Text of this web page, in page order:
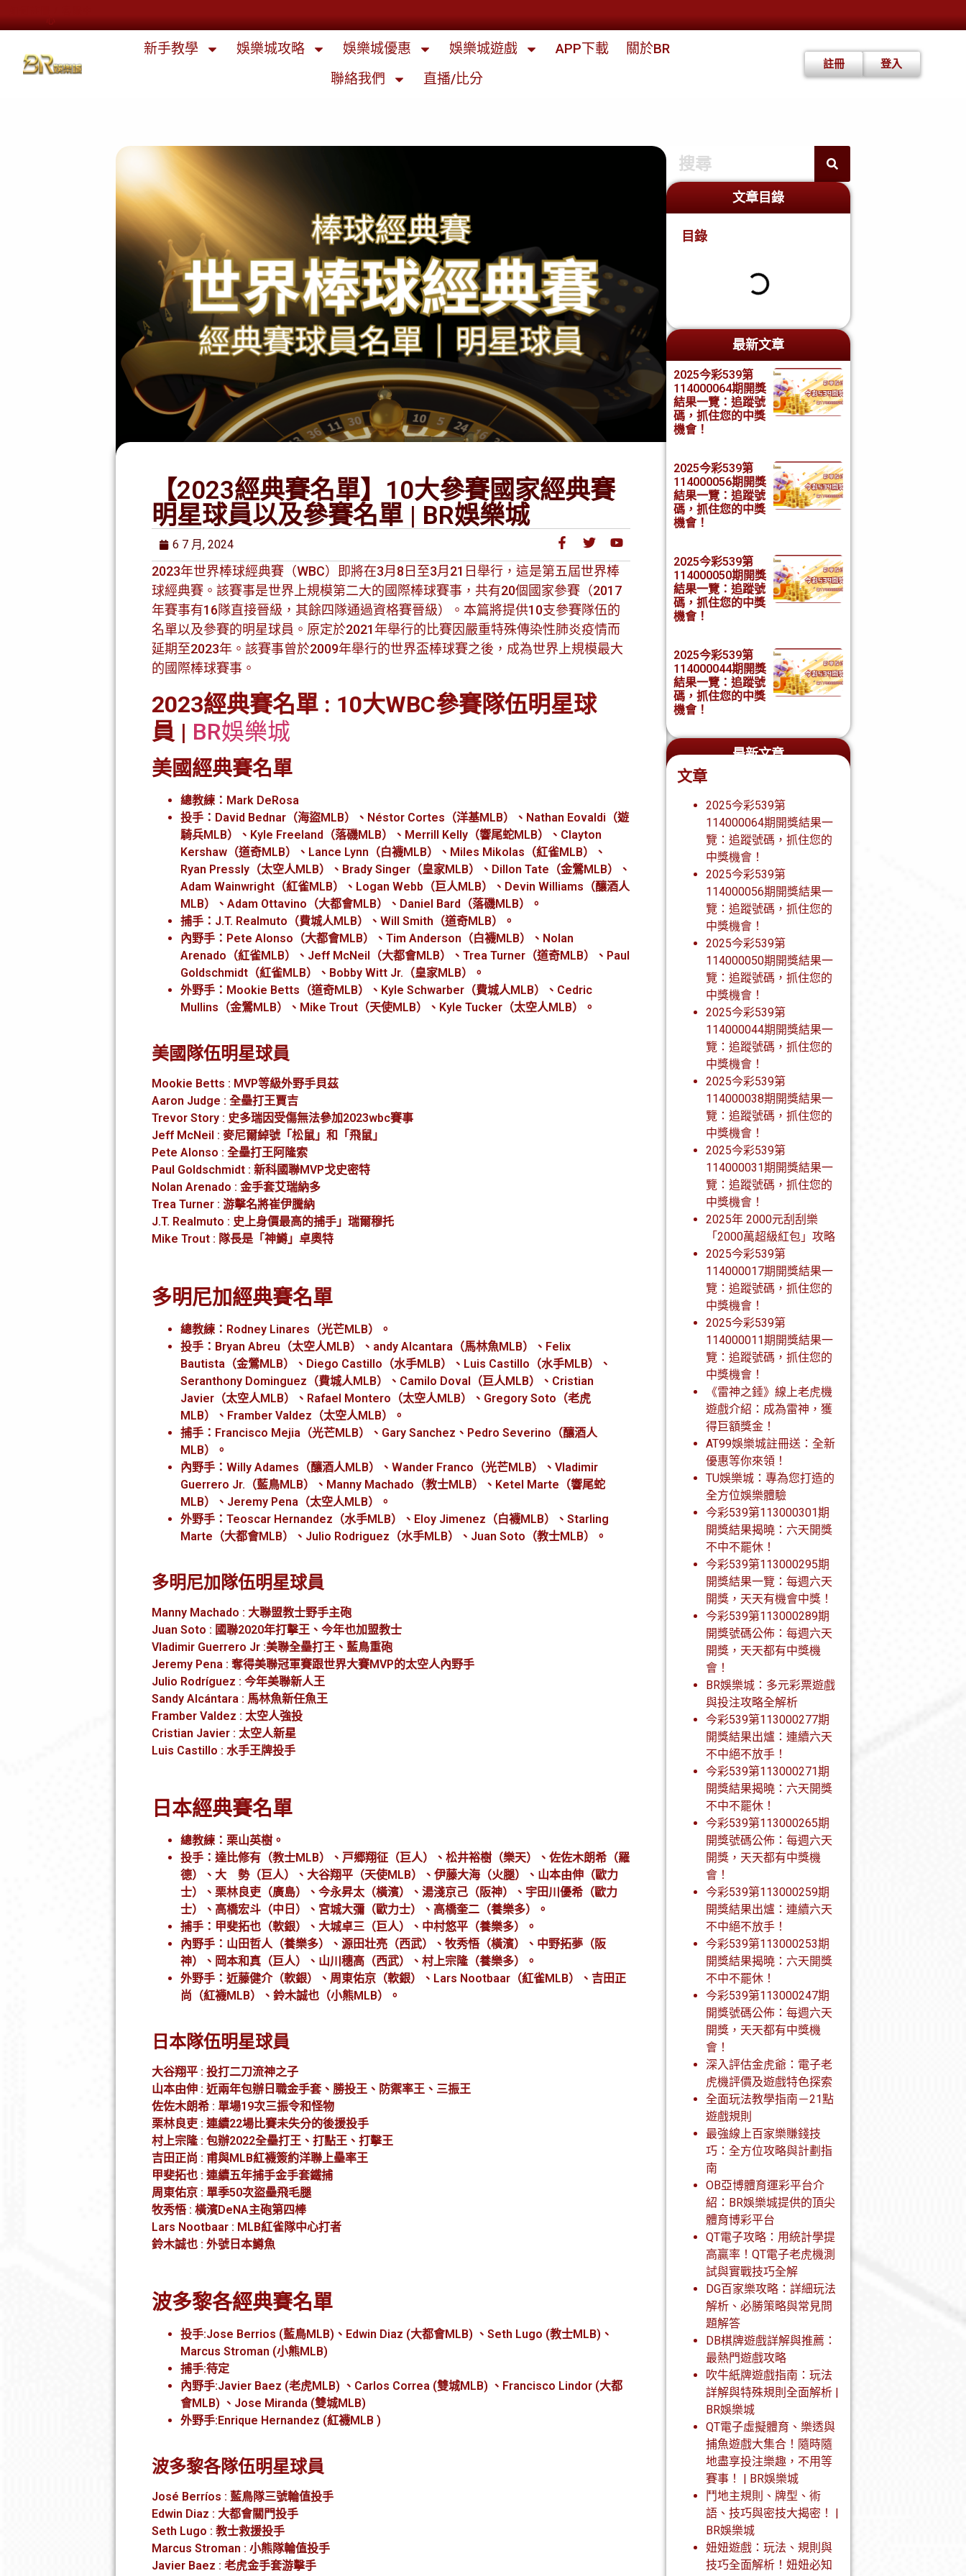
心
新手教學 娛樂城攻略​ 娛樂城優惠 娛樂城遊戲 APP下載
關於BR
聯絡我們
直播/比分
登入
註冊
【2023經典賽名單】10大參賽國家經典賽
明星球員以及參賽名單 | BR娛樂城
6 7 月, 2024
2023年世界棒球經典賽（WBC）即將在3月8日至3月21日舉行，這是第五屆世界棒
球經典賽。該賽事是世界上規模第二大的國際棒球賽事，共有20個國家參賽（2017
年賽事有16隊直接晉級，其餘四隊通過資格賽晉級）。本篇將提供10支參賽隊伍的
名單以及參賽的明星球員。原定於2021年舉行的比賽因嚴重特殊傳染性肺炎疫情而
延期至2023年。該賽事曾於2009年舉行的世界盃棒球賽之後，成為世界上規模最大
的國際棒球賽事。
2023經典賽名單 : 10大WBC參賽隊伍明星球
員 | BR娛樂城
美國經典賽名單
總教練：Mark DeRosa
投手：David Bednar（海盜MLB）、Néstor Cortes（洋基MLB）、Nathan Eovaldi（遊
騎兵MLB）、Kyle Freeland（落磯MLB）、Merrill Kelly（響尾蛇MLB）、Clayton
Kershaw（道奇MLB）、Lance Lynn（白襪MLB）、Miles Mikolas（紅雀MLB）、
Ryan Pressly（太空人MLB）、Brady Singer（皇家MLB）、Dillon Tate（金鶯MLB）、
Adam Wainwright（紅雀MLB）、Logan Webb（巨人MLB）、Devin Williams（釀酒人
MLB）、Adam Ottavino（大都會MLB）、Daniel Bard（落磯MLB）。
捕手：J.T. Realmuto（費城人MLB）、Will Smith（道奇MLB）。
內野手：Pete Alonso（大都會MLB）、Tim Anderson（白襪MLB）、Nolan
Arenado（紅雀MLB）、Jeff McNeil（大都會MLB）、Trea Turner（道奇MLB）、Paul
Goldschmidt（紅雀MLB）、Bobby Witt Jr.（皇家MLB）。
外野手：Mookie Betts（道奇MLB）、Kyle Schwarber（費城人MLB）、Cedric
Mullins（金鶯MLB）、Mike Trout（天使MLB）、Kyle Tucker（太空人MLB）。
美國隊伍明星球員
Mookie Betts : MVP等級外野手貝茲
Aaron Judge : 全壘打王賈吉
Trevor Story : 史多瑞因受傷無法參加2023wbc賽事
Jeff McNeil : 麥尼爾綽號「松鼠」和「飛鼠」
Pete Alonso : 全壘打王阿隆索
Paul Goldschmidt : 新科國聯MVP戈史密特
Nolan Arenado : 金手套艾瑞納多
Trea Turner : 游擊名將崔伊騰納
J.T. Realmuto : 史上身價最高的捕手」瑞爾穆托
Mike Trout : 隊長是「神鱒」卓奧特
多明尼加經典賽名單
總教練：Rodney Linares（光芒MLB）。
投手：Bryan Abreu（太空人MLB）、andy Alcantara（馬林魚MLB）、Felix
Bautista（金鶯MLB）、Diego Castillo（水手MLB）、Luis Castillo（水手MLB）、
Seranthony Dominguez（費城人MLB）、Camilo Doval（巨人MLB）、Cristian
Javier（太空人MLB）、Rafael Montero（太空人MLB）、Gregory Soto（老虎
MLB）、Framber Valdez（太空人MLB）。
捕手：Francisco Mejia（光芒MLB）、Gary Sanchez、Pedro Severino（釀酒人
MLB）。
內野手：Willy Adames（釀酒人MLB）、Wander Franco（光芒MLB）、Vladimir
Guerrero Jr.（藍鳥MLB）、Manny Machado（教士MLB）、Ketel Marte（響尾蛇
MLB）、Jeremy Pena（太空人MLB）。
外野手：Teoscar Hernandez（水手MLB）、Eloy Jimenez（白襪MLB）、Starling
Marte（大都會MLB）、Julio Rodriguez（水手MLB）、Juan Soto（教士MLB）。
多明尼加隊伍明星球員
Manny Machado : 大聯盟教士野手主砲
Juan Soto : 國聯2020年打擊王、今年也加盟教士
Vladimir Guerrero Jr :美聯全壘打王、藍鳥重砲
Jeremy Pena : 奪得美聯冠軍賽跟世界大賽MVP的太空人內野手
Julio Rodríguez : 今年美聯新人王
Sandy Alcántara : 馬林魚新任魚王
Framber Valdez : 太空人強投
Cristian Javier : 太空人新星
Luis Castillo : 水手王牌投手
日本經典賽名單
總教練：栗山英樹。
投手：達比修有（教士MLB）、戸郷翔征（巨人）、松井裕樹（樂天）、佐佐木朗希（羅
德）、大 勢（巨人）、大谷翔平（天使MLB）、伊藤大海（火腿）、山本由伸（歐力
士）、栗林良吏（廣島）、今永昇太（橫濱）、湯淺京己（阪神）、宇田川優希（歐力
士）、高橋宏斗（中日）、宮城大彌（歐力士）、高橋奎二（養樂多）。
捕手：甲斐拓也（軟銀）、大城卓三（巨人）、中村悠平（養樂多）。
內野手：山田哲人（養樂多）、源田壮亮（西武）、牧秀悟（橫濱）、中野拓夢（阪
神）、岡本和真（巨人）、山川穗高（西武）、村上宗隆（養樂多）。
外野手：近藤健介（軟銀）、周東佑京（軟銀）、Lars Nootbaar（紅雀MLB）、吉田正
尚（紅襪MLB）、鈴木誠也（小熊MLB）。
日本隊伍明星球員
大谷翔平 : 投打二刀流神之子
山本由伸 : 近兩年包辦日職金手套、勝投王、防禦率王、三振王
佐佐木朗希 : 單場19次三振令和怪物
栗林良吏 : 連續22場比賽未失分的後援投手
村上宗隆 : 包辦2022全壘打王、打點王、打擊王
吉田正尚 : 甫與MLB紅襪簽約洋聯上壘率王
甲斐拓也 : 連續五年捕手金手套鐵捕
周東佑京 : 單季50次盜壘飛毛腿
牧秀悟 : 橫濱DeNA主砲第四棒
Lars Nootbaar : MLB紅雀隊中心打者
鈴木誠也 : 外號日本鱒魚
波多黎各經典賽名單
投手:Jose Berrios (藍鳥MLB)、Edwin Diaz (大都會MLB) 、Seth Lugo (教士MLB)、
Marcus Stroman (小熊MLB)
捕手:待定
內野手:Javier Baez (老虎MLB) 、Carlos Correa (雙城MLB) 、Francisco Lindor (大都
會MLB) 、Jose Miranda (雙城MLB)
外野手:Enrique Hernandez (紅襪MLB )
波多黎各隊伍明星球員
José Berríos : 藍鳥隊三號輪值投手
Edwin Diaz : 大都會關門投手
Seth Lugo : 教士救援投手
Marcus Stroman : 小熊隊輪值投手
Javier Baez : 老虎金手套游擊手
文章目錄
目錄
最新文章
2025今彩539第
114000064期開獎
結果一覽：追蹤號
碼，抓住您的中獎
機會！
2025今彩539第
114000056期開獎
結果一覽：追蹤號
碼，抓住您的中獎
機會！
2025今彩539第
114000050期開獎
結果一覽：追蹤號
碼，抓住您的中獎
機會！
2025今彩539第
114000044期開獎
結果一覽：追蹤號
碼，抓住您的中獎
機會！
最新文章
文章
2025今彩539第
114000064期開獎結果一
覽：追蹤號碼，抓住您的
中獎機會！
2025今彩539第
114000056期開獎結果一
覽：追蹤號碼，抓住您的
中獎機會！
2025今彩539第
114000050期開獎結果一
覽：追蹤號碼，抓住您的
中獎機會！
2025今彩539第
114000044期開獎結果一
覽：追蹤號碼，抓住您的
中獎機會！
2025今彩539第
114000038期開獎結果一
覽：追蹤號碼，抓住您的
中獎機會！
2025今彩539第
114000031期開獎結果一
覽：追蹤號碼，抓住您的
中獎機會！
2025年 2000元刮刮樂
「2000萬超級紅包」攻略
2025今彩539第
114000017期開獎結果一
覽：追蹤號碼，抓住您的
中獎機會！
2025今彩539第
114000011期開獎結果一
覽：追蹤號碼，抓住您的
中獎機會！
《雷神之錘》線上老虎機
遊戲介紹：成為雷神，獲
得巨額獎金！
AT99娛樂城註冊送：全新
優惠等你來領！
TU娛樂城：專為您打造的
全方位娛樂體驗
今彩539第113000301期
開獎結果揭曉：六天開獎
不中不罷休！
今彩539第113000295期
開獎結果一覽：每週六天
開獎，天天有機會中獎！
今彩539第113000289期
開獎號碼公佈：每週六天
開獎，天天都有中獎機
會！
BR娛樂城：多元彩票遊戲
與投注攻略全解析
今彩539第113000277期
開獎結果出爐：連續六天
不中絕不放手！
今彩539第113000271期
開獎結果揭曉：六天開獎
不中不罷休！
今彩539第113000265期
開獎號碼公佈：每週六天
開獎，天天都有中獎機
會！
今彩539第113000259期
開獎結果出爐：連續六天
不中絕不放手！
今彩539第113000253期
開獎結果揭曉：六天開獎
不中不罷休！
今彩539第113000247期
開獎號碼公佈：每週六天
開獎，天天都有中獎機
會！
深入評估金虎爺：電子老
虎機評價及遊戲特色探索
全面玩法教學指南－21點
遊戲規則
最強線上百家樂賺錢技
巧：全方位攻略與計劃指
南
OB亞博體育運彩平台介
紹：BR娛樂城提供的頂尖
體育博彩平台
QT電子攻略：用統計學提
高贏率！QT電子老虎機測
試與實戰技巧全解
DG百家樂攻略：詳細玩法
解析、必勝策略與常見問
題解答
DB棋牌遊戲詳解與推薦：
最熱門遊戲攻略
吹牛紙牌遊戲指南：玩法
詳解與特殊規則全面解析 |
BR娛樂城
QT電子虛擬體育、樂透與
捕魚遊戲大集合！隨時隨
地盡享投注樂趣，不用等
賽事！ | BR娛樂城
鬥地主規則、牌型、術
語、技巧與密技大揭密！ |
BR娛樂城
妞妞遊戲：玩法、規則與
技巧全面解析！妞妞必知